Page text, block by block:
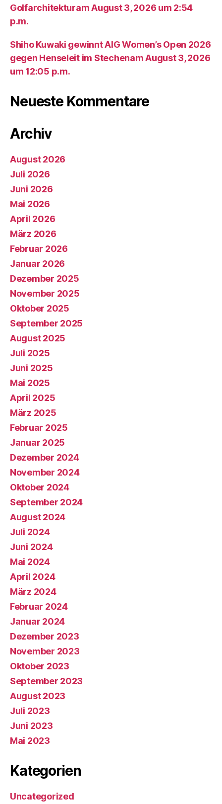
Golfarchitekturam August 3, 2026 um 2:54
p.m.
Shiho Kuwaki gewinnt AIG Women’s Open 2026
gegen Henseleit im Stechenam August 3, 2026
um 12:05 p.m.
Neueste Kommentare
Archiv
August 2026
Juli 2026
Juni 2026
Mai 2026
April 2026
März 2026
Februar 2026
Januar 2026
Dezember 2025
November 2025
Oktober 2025
September 2025
August 2025
Juli 2025
Juni 2025
Mai 2025
April 2025
März 2025
Februar 2025
Januar 2025
Dezember 2024
November 2024
Oktober 2024
September 2024
August 2024
Juli 2024
Juni 2024
Mai 2024
April 2024
März 2024
Februar 2024
Januar 2024
Dezember 2023
November 2023
Oktober 2023
September 2023
August 2023
Juli 2023
Juni 2023
Mai 2023
Kategorien
Uncategorized